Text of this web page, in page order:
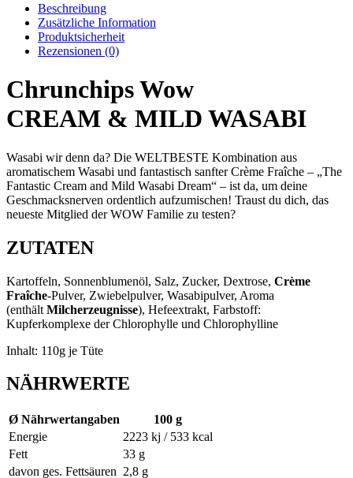
Beschreibung
Zusätzliche Information
Produktsicherheit
Rezensionen (0)
Chrunchips Wow
CREAM & MILD WASABI
Wasabi wir denn da? Die WELTBESTE Kombination aus
aromatischem Wasabi und fantastisch sanfter Crème Fraîche – „The
Fantastic Cream and Mild Wasabi Dream“ – ist da, um deine
Geschmacksnerven ordentlich aufzumischen! Traust du dich, das
neueste Mitglied der WOW Familie zu testen?
ZUTATEN
Kartoffeln, Sonnenblumenöl, Salz, Zucker, Dextrose, Crème
Fraîche-Pulver, Zwiebelpulver, Wasabipulver, Aroma
(enthält Milcherzeugnisse), Hefeextrakt, Farbstoff:
Kupferkomplexe der Chlorophylle und Chlorophylline
Inhalt: 110g je Tüte
NÄHRWERTE
Ø Nährwertangaben
100 g
Energie
2223 kj / 533 kcal
Fett
33 g
davon ges. Fettsäuren 2,8 g